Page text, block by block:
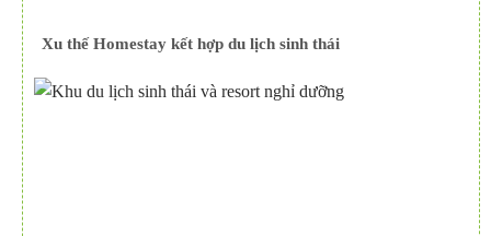
Xu thế Homestay kết hợp du lịch sinh thái